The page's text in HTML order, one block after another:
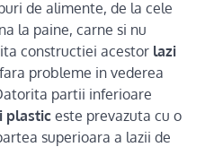
de alimente, de la cele
la paine, carne si nu
constructiei acestor lazi
probleme in vederea
partii inferioare
plasticeste prevazuta cu o
superioara a lazii de